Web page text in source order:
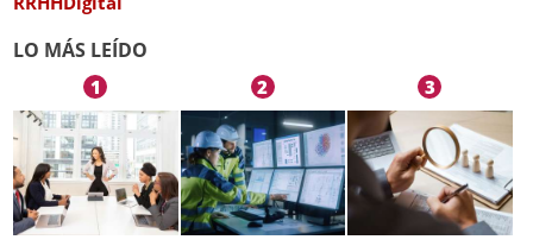
LO MÁS LEÍDO
1 2 3